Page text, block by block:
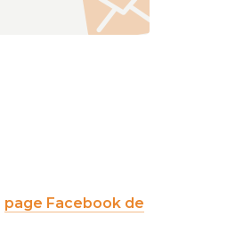
page Facebook de